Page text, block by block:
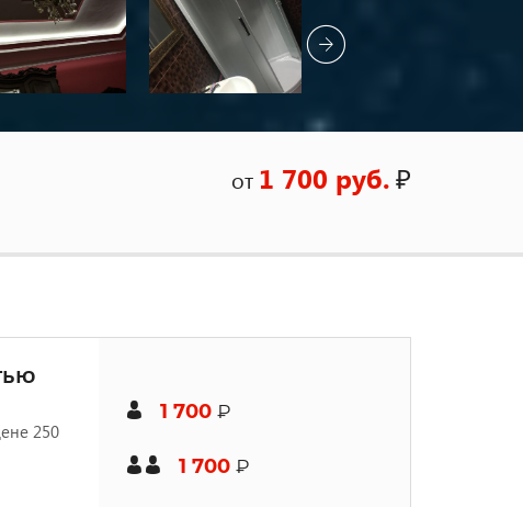
от 1 700 руб.₽
250
1 700 ₽
1 700 ₽